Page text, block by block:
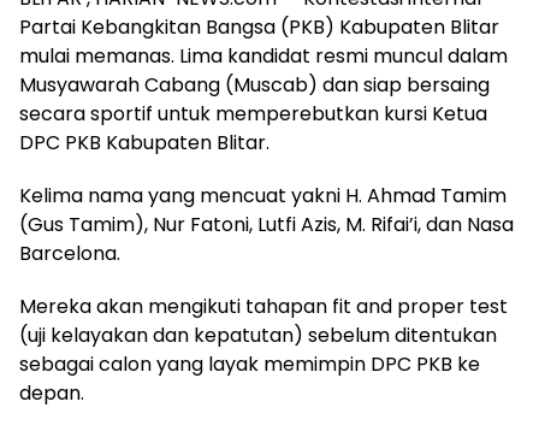
Partai Kebangkitan Bangsa (PKB) Kabupaten Blitar
mulai memanas. Lima kandidat resmi muncul dalam
Musyawarah Cabang (Muscab) dan siap bersaing
secara sportif untuk memperebutkan kursi Ketua
DPC PKB Kabupaten Blitar.
Kelima nama yang mencuat yakni H. Ahmad Tamim
(Gus Tamim), Nur Fatoni, Lutfi Azis, M. Rifai’i, dan Nasa
Barcelona.
Mereka akan mengikuti tahapan fit and proper test
(uji kelayakan dan kepatutan) sebelum ditentukan
sebagai calon yang layak memimpin DPC PKB ke
depan.